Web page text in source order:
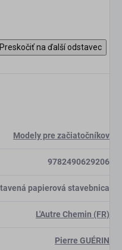
Preskočiť na ďalší odstavec
Modely pre začiatočníkov
9782490629206
papierová stavebnica
L'Autre Chemin (FR)
Pierre GUÉRIN